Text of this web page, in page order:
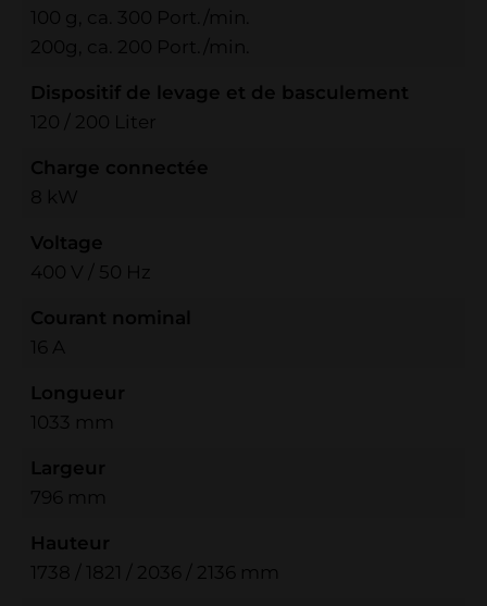
100 g, ca. 300 Port./min.
200g, ca. 200 Port./min.
Dispositif de levage et de basculement
120 / 200 Liter
Charge connectée
8 kW
Voltage
400 V / 50 Hz
Courant nominal
16 A
Longueur
1033 mm
Largeur
796 mm
Hauteur
1738 / 1821 / 2036 / 2136 mm